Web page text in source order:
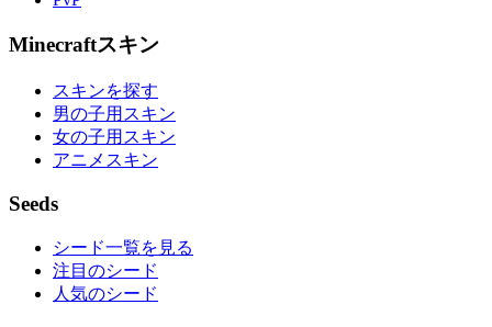
Minecraftスキン
スキンを探す
男の子用スキン
女の子用スキン
アニメスキン
Seeds
シード一覧を見る
注目のシード
人気のシード